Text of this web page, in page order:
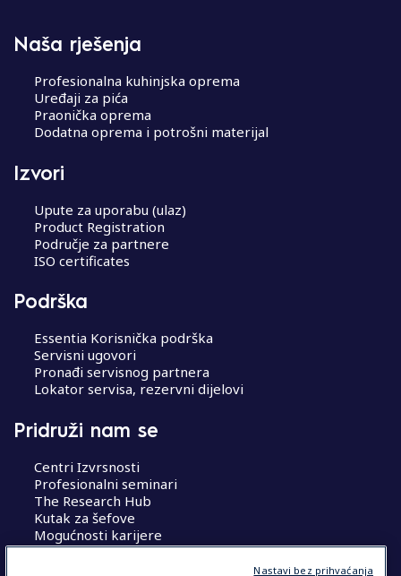
Naša rješenja
Profesionalna kuhinjska oprema
Uređaji za pića
Praonička oprema
Dodatna oprema i potrošni materijal
Izvori
Upute za uporabu (ulaz)
Product Registration
Područje za partnere
ISO certificates
Podrška
Essentia Korisnička podrška
Servisni ugovori
Pronađi servisnog partnera
Lokator servisa, rezervni dijelovi
Pridruži nam se
Centri Izvrsnosti
Profesionalni seminari
The Research Hub
Kutak za šefove
Mogućnosti karijere
Nastavi bez prihvaćanja